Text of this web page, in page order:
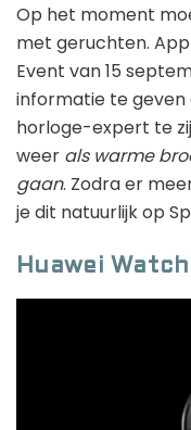
Op het moment
met geruchten.
Event van 15
informatie te geven
horloge-expert te
weer als warme
gaan. Zodra er
je dit natuurlijk op
Huawei